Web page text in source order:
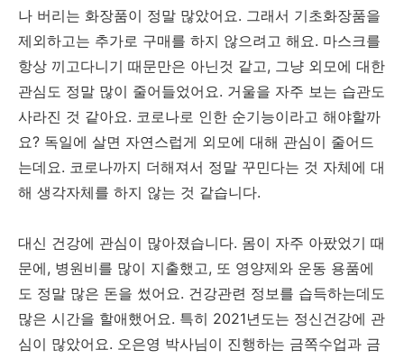
나 버리는 화장품이 정말 많았어요. 그래서 기초화장품을
제외하고는 추가로 구매를 하지 않으려고 해요. 마스크를
항상 끼고다니기 때문만은 아닌것 같고, 그냥 외모에 대한
관심도 정말 많이 줄어들었어요. 거울을 자주 보는 습관도
사라진 것 같아요. 코로나로 인한 순기능이라고 해야할까
요? 독일에 살면 자연스럽게 외모에 대해 관심이 줄어드
는데요. 코로나까지 더해져서 정말 꾸민다는 것 자체에 대
해 생각자체를 하지 않는 것 같습니다.
대신 건강에 관심이 많아졌습니다. 몸이 자주 아팠었기 때
문에, 병원비를 많이 지출했고, 또 영양제와 운동 용품에
도 정말 많은 돈을 썼어요. 건강관련 정보를 습득하는데도
많은 시간을 할애했어요. 특히 2021년도는 정신건강에 관
심이 많았어요. 오은영 박사님이 진행하는 금쪽수업과 금